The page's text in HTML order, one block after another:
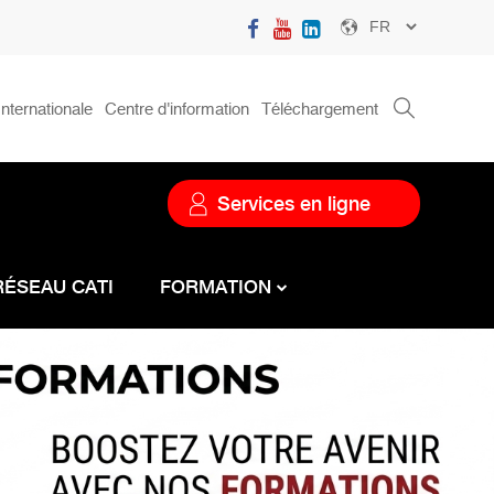
Select
Centre d'information Téléchargement
service
Services en ligne
CATI FORMATION